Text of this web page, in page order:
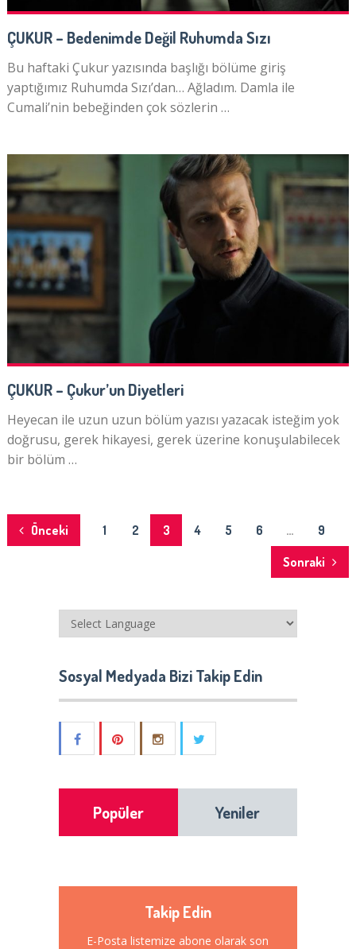
ÇUKUR – Bedenimde Değil Ruhumda Sızı
Bu haftaki Çukur yazısında başlığı bölüme giriş
yaptığımız Ruhumda Sızı’dan… Ağladım. Damla ile
Cumali’nin bebeğinden çok sözlerin …
ÇUKUR – Çukur’un Diyetleri
Heyecan ile uzun uzun bölüm yazısı yazacak isteğim yok
doğrusu, gerek hikayesi, gerek üzerine konuşulabilecek
bir bölüm …
Yazı
Önceki 1 2 3 4 5 6 …
9
Sonraki
Sosyal Medyada Bizi Takip Edin
Popüler Yeniler
Takip Edin
E-Posta listemize abone olarak son